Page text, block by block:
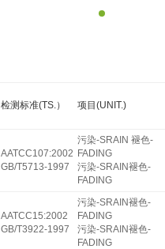
检测标准(TS.） 项目(UNIT.)
AATCC107:2002
GB/T5713-1997
污染-SRAIN 褪色-
FADING
污染-SRAIN褪色-
FADING
AATCC15:2002
GB/T3922-1997
污染-SRAIN褪色-
FADING
污染-SRAIN褪色-
FADING